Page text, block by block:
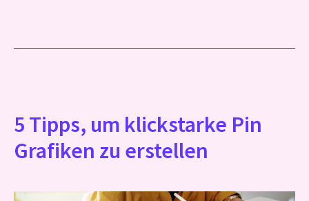
5 Tipps, um klickstarke Pin
Grafiken zu erstellen